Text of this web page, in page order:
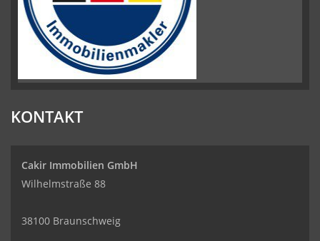
KONTAKT
Cakir Immobilien GmbH
Wilhelmstraße 88
38100 Braunschweig